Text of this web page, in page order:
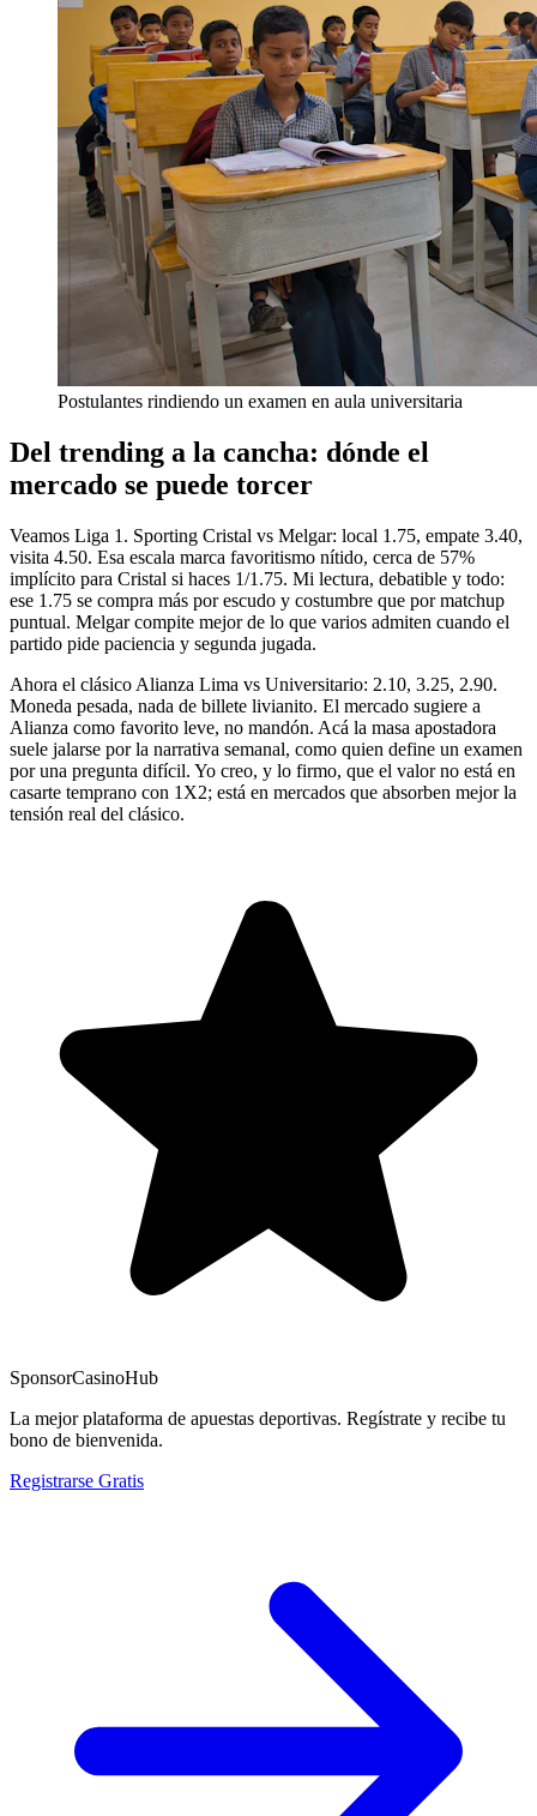
Postulantes rindiendo un examen en aula universitaria
Del trending a la cancha: dónde el
mercado se puede torcer
Veamos Liga 1. Sporting Cristal vs Melgar: local 1.75, empate 3.40,
visita 4.50. Esa escala marca favoritismo nítido, cerca de 57%
implícito para Cristal si haces 1/1.75. Mi lectura, debatible y todo:
ese 1.75 se compra más por escudo y costumbre que por matchup
puntual. Melgar compite mejor de lo que varios admiten cuando el
partido pide paciencia y segunda jugada.
Ahora el clásico Alianza Lima vs Universitario: 2.10, 3.25, 2.90.
Moneda pesada, nada de billete livianito. El mercado sugiere a
Alianza como favorito leve, no mandón. Acá la masa apostadora
suele jalarse por la narrativa semanal, como quien define un examen
por una pregunta difícil. Yo creo, y lo firmo, que el valor no está en
casarte temprano con 1X2; está en mercados que absorben mejor la
tensión real del clásico.
SponsorCasinoHub
La mejor plataforma de apuestas deportivas. Regístrate y recibe tu
bono de bienvenida.
Registrarse Gratis